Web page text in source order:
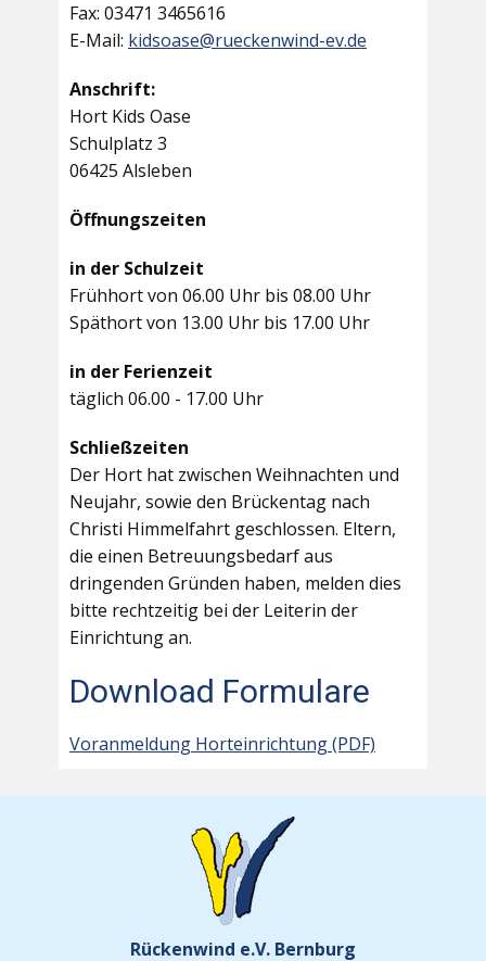
Fax: 03471 3465616
E-Mail: kidsoase@rueckenwind-ev.de
Anschrift:
Hort Kids Oase
Schulplatz 3
06425 Alsleben
Öffnungszeiten
in der Schulzeit
Frühhort von 06.00 Uhr bis 08.00 Uhr
Späthort von 13.00 Uhr bis 17.00 Uhr
in der Ferienzeit
täglich 06.00 - 17.00 Uhr
Schließzeiten
Der Hort hat zwischen Weihnachten und
Neujahr, sowie den Brückentag nach
Christi Himmelfahrt geschlossen. Eltern,
die einen Betreuungsbedarf aus
dringenden Gründen haben, melden dies
bitte rechtzeitig bei der Leiterin der
Einrichtung an.
Download Formulare
Voranmeldung Horteinrichtung (PDF)
Rückenwind e.V. Bernburg